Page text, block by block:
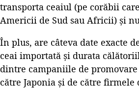
transporta ceaiul (pe corăbii
Americii de Sud sau Africii) și
În plus, are câteva date exacte
ceai importată și durata
dintre campaniile de
către Japonia și de către